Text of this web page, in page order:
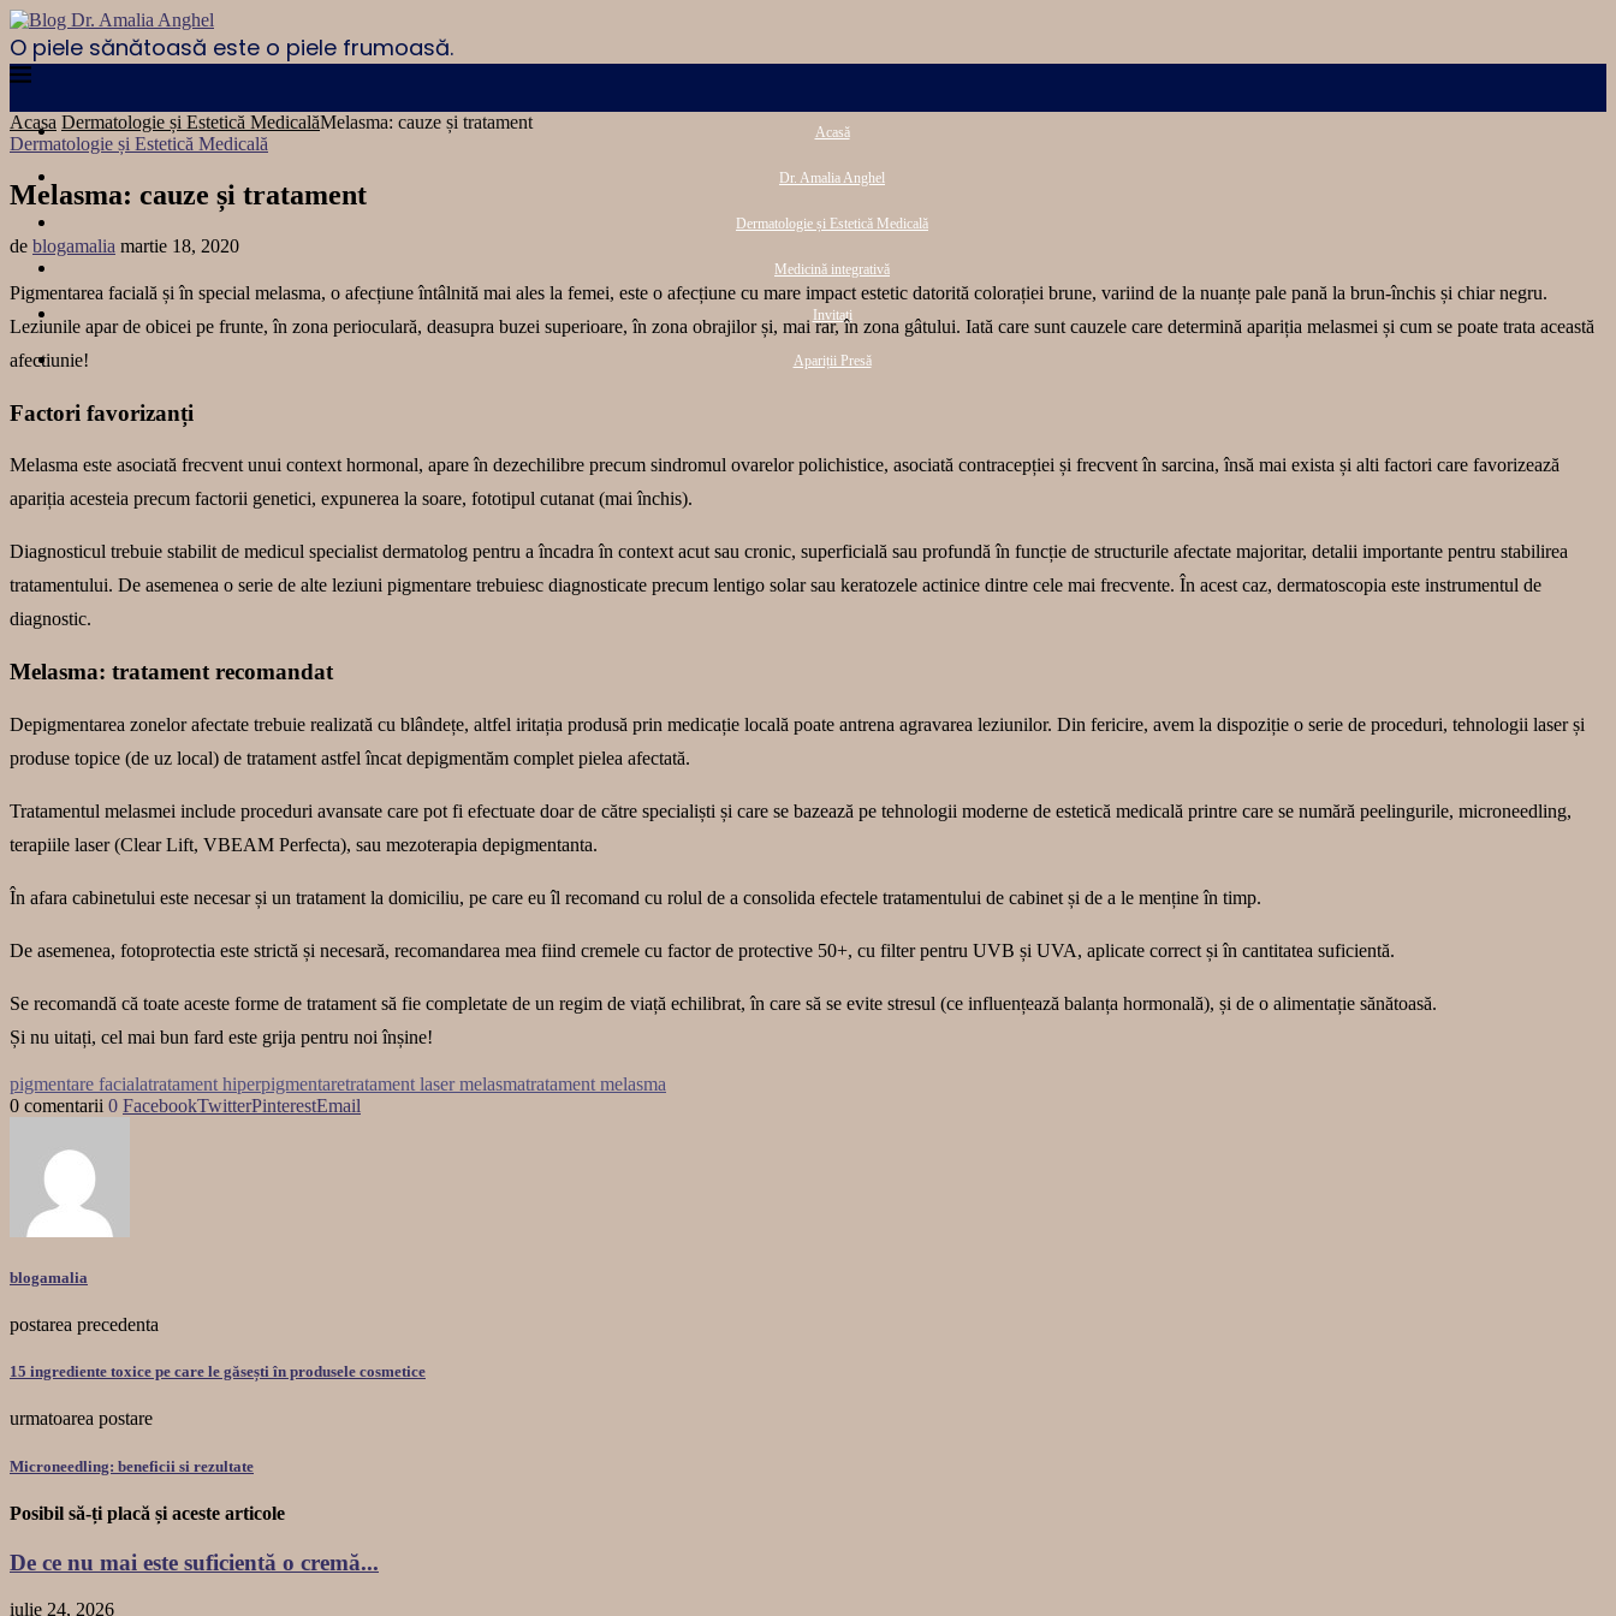
O piele sănătoasă este o piele frumoasă.
Acasă
Dr. Amalia Anghel
Dermatologie și Estetică Medicală
Medicină integrativă
Invitați
Apariții Presă
Acasa Dermatologie și Estetică MedicalăMelasma: cauze și tratament
Dermatologie și Estetică Medicală
Melasma: cauze și tratament
de blogamalia martie 18, 2020
Pigmentarea facială și în special melasma, o afecțiune întâlnită mai ales la femei, este o afecțiune cu mare impact estetic datorită colorației brune, variind de la nuanțe pale pană la brun-închis și chiar negru.
Leziunile apar de obicei pe frunte, în zona perioculară, deasupra buzei superioare, în zona obrajilor și, mai rar, în zona gâtului. Iată care sunt cauzele care determină apariția melasmei și cum se poate trata această
afectiunie!
Factori favorizanți
Melasma este asociată frecvent unui context hormonal, apare în dezechilibre precum sindromul ovarelor polichistice, asociată contracepției și frecvent în sarcina, însă mai exista și alti factori care favorizează
apariția acesteia precum factorii genetici, expunerea la soare, fototipul cutanat (mai închis).
Diagnosticul trebuie stabilit de medicul specialist dermatolog pentru a încadra în context acut sau cronic, superficială sau profundă în funcție de structurile afectate majoritar, detalii importante pentru stabilirea
tratamentului. De asemenea o serie de alte leziuni pigmentare trebuiesc diagnosticate precum lentigo solar sau keratozele actinice dintre cele mai frecvente. În acest caz, dermatoscopia este instrumentul de
diagnostic.
Melasma: tratament recomandat
Depigmentarea zonelor afectate trebuie realizată cu blândețe, altfel iritația produsă prin medicație locală poate antrena agravarea leziunilor. Din fericire, avem la dispoziție o serie de proceduri, tehnologii laser și
produse topice (de uz local) de tratament astfel încat depigmentăm complet pielea afectată.
Tratamentul melasmei include proceduri avansate care pot fi efectuate doar de către specialiști și care se bazează pe tehnologii moderne de estetică medicală printre care se numără peelingurile, microneedling,
terapiile laser (Clear Lift, VBEAM Perfecta), sau mezoterapia depigmentanta.
În afara cabinetului este necesar și un tratament la domiciliu, pe care eu îl recomand cu rolul de a consolida efectele tratamentului de cabinet și de a le menține în timp.
De asemenea, fotoprotectia este strictă și necesară, recomandarea mea fiind cremele cu factor de protective 50+, cu filter pentru UVB și UVA, aplicate correct și în cantitatea suficientă.
Se recomandă că toate aceste forme de tratament să fie completate de un regim de viață echilibrat, în care să se evite stresul (ce influențează balanța hormonală), și de o alimentație sănătoasă.
Și nu uitați, cel mai bun fard este grija pentru noi înșine!
pigmentare facialatratament hiperpigmentaretratament laser melasmatratament melasma
0 comentarii 0 FacebookTwitterPinterestEmail
blogamalia
postarea precedenta
15 ingrediente toxice pe care le găsești în produsele cosmetice
urmatoarea postare
Microneedling: beneficii si rezultate
Posibil să-ți placă și aceste articole
De ce nu mai este suficientă o cremă...
iulie 24, 2026